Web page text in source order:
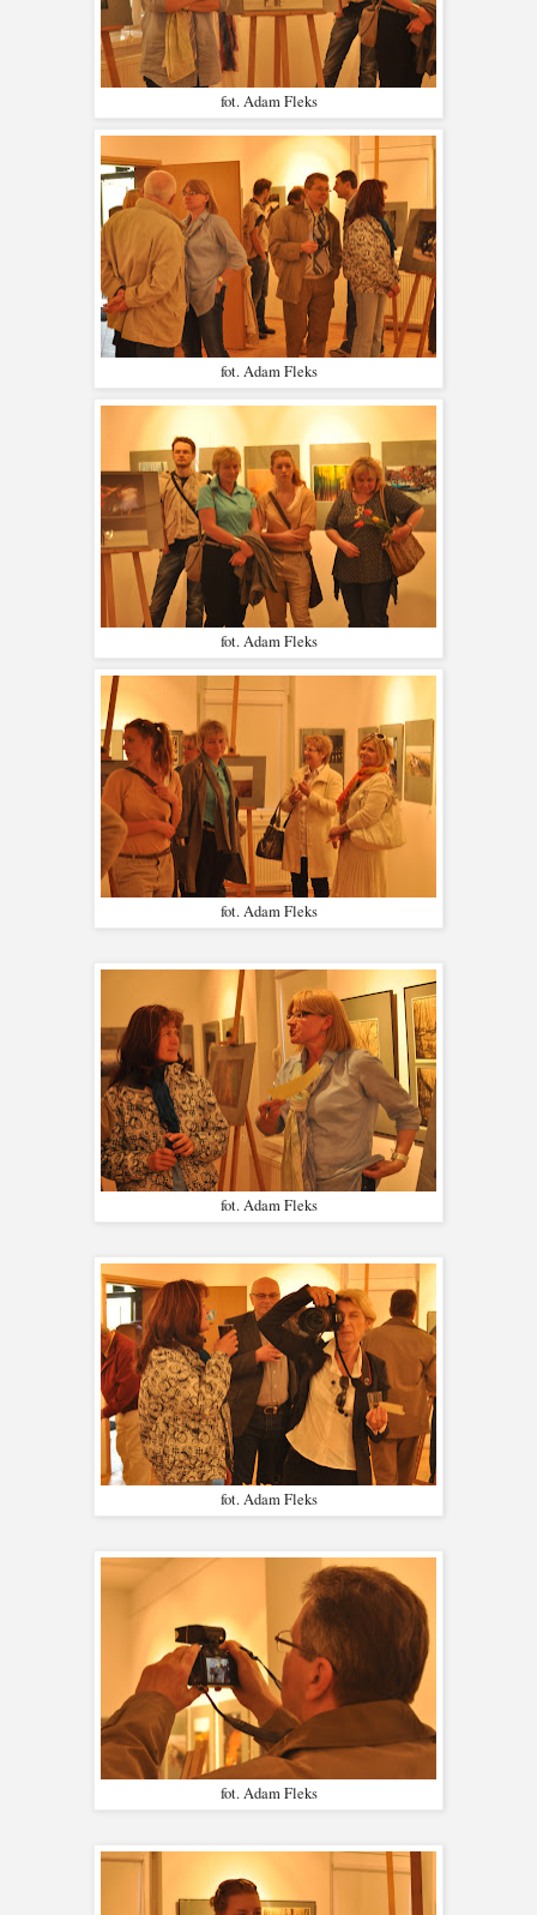
fot. Adam Fleks
fot. Adam Fleks
fot. Adam Fleks
fot. Adam Fleks
fot. Adam Fleks
fot. Adam Fleks
fot. Adam Fleks